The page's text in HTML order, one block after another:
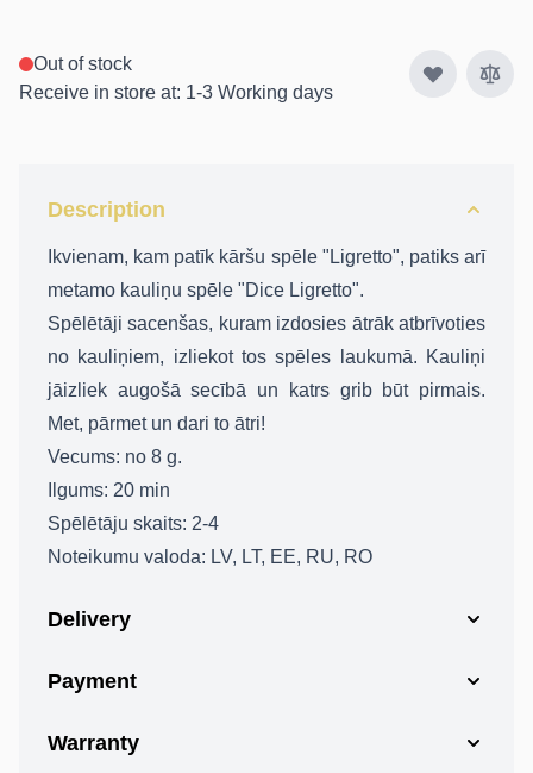
Out of stock
Receive in store at: 1-3 Working days
Description
Ikvienam, kam patīk kāršu spēle "Ligretto", patiks arī
metamo kauliņu spēle "Dice Ligretto".
Spēlētāji sacenšas, kuram izdosies ātrāk atbrīvoties
no kauliņiem, izliekot tos spēles laukumā. Kauliņi
jāizliek augošā secībā un katrs grib būt pirmais.
Met, pārmet un dari to ātri!
Vecums: no 8 g.
Ilgums: 20 min
Spēlētāju skaits: 2-4
Noteikumu valoda: LV, LT, EE, RU, RO
Delivery
Payment
Warranty